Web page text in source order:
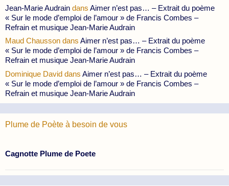
Jean-Marie Audrain dans Aimer n’est pas… – Extrait du poème
« Sur le mode d’emploi de l’amour » de Francis Combes –
Refrain et musique Jean-Marie Audrain
Maud Chausson dans Aimer n’est pas… – Extrait du poème
« Sur le mode d’emploi de l’amour » de Francis Combes –
Refrain et musique Jean-Marie Audrain
Dominique David dans Aimer n’est pas… – Extrait du poème
« Sur le mode d’emploi de l’amour » de Francis Combes –
Refrain et musique Jean-Marie Audrain
Plume de Poète à besoin de vous
Cagnotte Plume de Poete